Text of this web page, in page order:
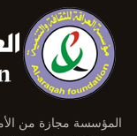
المؤسسة مجازة من